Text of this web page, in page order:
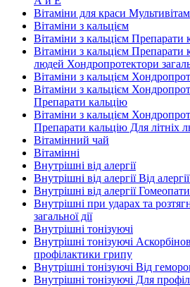
Вітаміни для краси
Вітаміни з кальцієм
Вітаміни з кальцієм Препарати
Вітаміни з кальцієм Препарати
людей Хондропротектори
Вітаміни з кальцієм
Вітаміни з кальцієм
Препарати кальцію
Вітаміни з кальцієм
Препарати кальцію Для літніх
Вітамінний чай
Вітамінні
Внутрішні від алергії
Внутрішні від алергії Від
Внутрішні від алергії
Внутрішні при ударах та
загальної дії
Внутрішні тонізуючі
Внутрішні тонізуючі
профілактики грипу
Внутрішні тонізуючі Від
Внутрішні тонізуючі Для